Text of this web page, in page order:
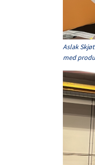
Aslak
med